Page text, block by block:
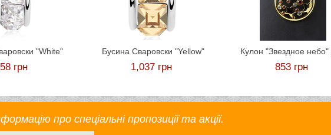
"White"
грн
Бусина Сваровски "Yellow"
1,037 грн
Кулон "Звездное небо"
853 грн
про спеціальні пропозиції та акції.